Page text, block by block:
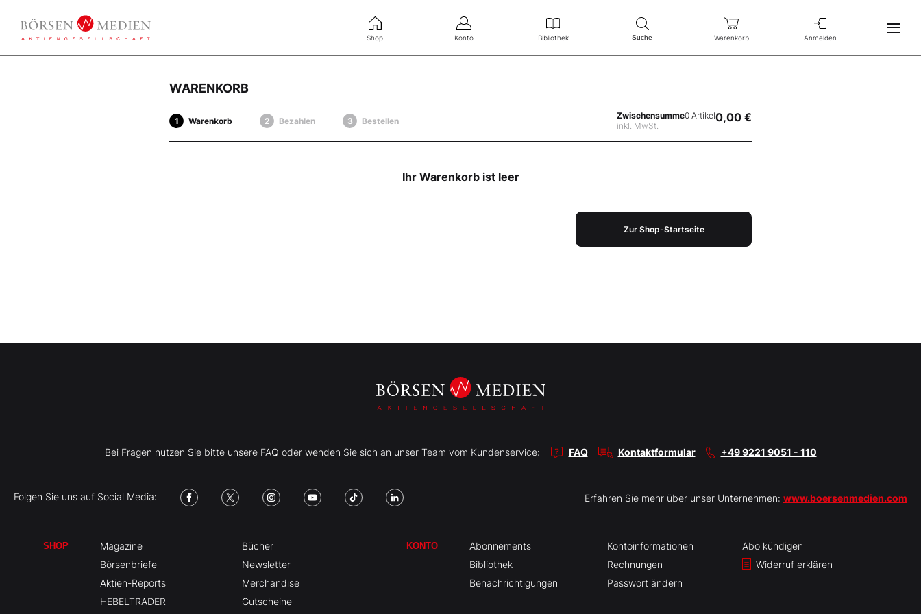
Shop Konto Bibliothek Suche Warenkorb Anmelden
WARENKORB
Warenkorb Bezahlen Bestellen
Zwischensumme
inkl. MwSt.
0 Artikel0,00 €
Ihr Warenkorb ist leer
Zur Shop-Startseite
Bei Fragen nutzen Sie bitte unsere FAQ oder wenden Sie sich an unser Team vom Kundenservice: FAQ Kontaktformular +49 9221 9051 - 110
Folgen Sie uns auf Social Media: Erfahren Sie mehr über unser Unternehmen: www.boersenmedien.com
SHOP
Magazine
Börsenbriefe
Aktien-Reports
HEBELTRADER
Bücher
Newsletter
Merchandise
Gutscheine
KONTO
Abonnements
Bibliothek
Benachrichtigungen
Kontoinformationen
Rechnungen
Passwort ändern
Abo kündigen
Widerruf erklären